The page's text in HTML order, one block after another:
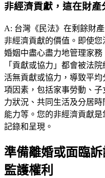
非經濟貢獻，這在財產
A: 台灣《民法》在剩餘財
非經濟貢獻的價值。即使
婚姻中盡心盡力地管理家
「貢獻或協力」都會被法
活無貢獻或協力，導致平
項因素，包括家事勞動、
力狀況、共同生活及分居
能力等。您的非經濟貢獻
記錄和呈現。
準備離婚或面臨
監護權利